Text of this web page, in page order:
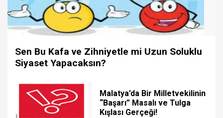
Sen Bu Kafa ve Zihniyetle mi Uzun Soluklu
Siyaset Yapacaksın?
Malatya’da Bir Milletvekilinin
“Başarı” Masalı ve Tulga
Kışlası Gerçeği!